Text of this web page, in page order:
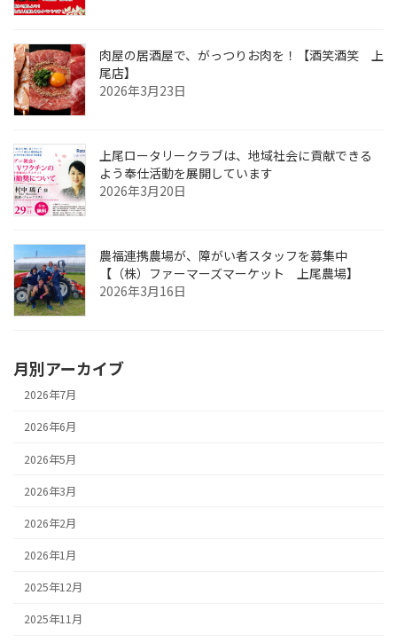
肉屋の居酒屋で、がっつりお肉を！【酒笑酒笑 上
尾店】
2026年3月23日
上尾ロータリークラブは、地域社会に貢献できる
よう奉仕活動を展開しています
2026年3月20日
農福連携農場が、障がい者スタッフを募集中
【（株）ファーマーズマーケット 上尾農場】
2026年3月16日
月別アーカイブ
2026年7月
2026年6月
2026年5月
2026年3月
2026年2月
2026年1月
2025年12月
2025年11月